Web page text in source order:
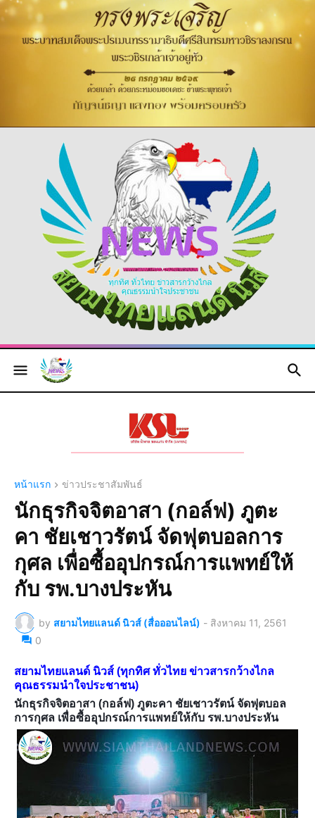
หน้าแรก ข่าวประชาสัมพันธ์
นักธุรกิจจิตอาสา (กอล์ฟ) ภูตะ
คา ชัยเชาวรัตน์ จัดฟุตบอลการ
กุศล เพื่อซื้ออุปกรณ์การแพทย์ให้
กับ รพ.บางประหัน
by สยามไทยแลนด์ นิวส์ (สื่อออนไลน์) - สิงหาคม 11, 2561
0
สยามไทยแลนด์ นิวส์ (ทุกทิศ ทั่วไทย ข่าวสารกว้างไกล
คุณธรรมนำใจประชาชน)
นักธุรกิจจิตอาสา (กอล์ฟ) ภูตะคา ชัยเชาวรัตน์ จัดฟุตบอล
การกุศล เพื่อซื้ออุปกรณ์การแพทย์ให้กับ รพ.บางประหัน